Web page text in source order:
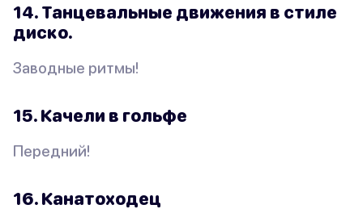
14. Танцевальные движения в стиле
диско.
Заводные ритмы!
15. Качели в гольфе
Передний!
16. Канатоходец